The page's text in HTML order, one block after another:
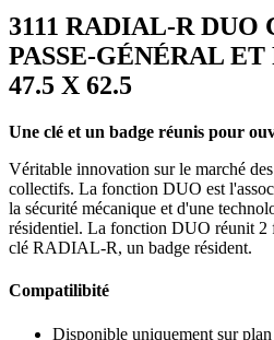
3111 RADIAL-R DUO
PASSE-GÉNÉRAL ET
47.5 X 62.5
Une clé et un badge réunis pour
Véritable innovation sur le marché
collectifs. La fonction DUO est
la sécurité mécanique et d'une
résidentiel. La fonction DUO réunit 2
clé RADIAL-R, un badge résident.
Compatilibité
Disponible uniquement sur plan